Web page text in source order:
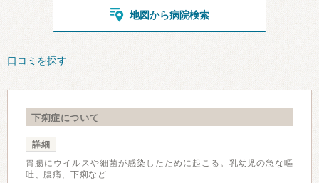
地図から病院検索
口コミを探す
下痢症について
詳細
胃腸にウイルスや細菌が感染したために起こる。乳幼児の急な嘔
吐、腹痛、下痢など